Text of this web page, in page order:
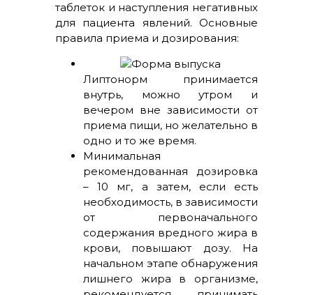
таблеток и наступления негативных
для пациента явлений. Основные
правила приема и дозирования:
Липтонорм принимается
внутрь, можно утром и
вечером вне зависимости от
приема пищи, но желательно в
одно и то же время.
Минимальная
рекомендованная дозировка
– 10 мг, а затем, если есть
необходимость, в зависимости
от первоначального
содержания вредного жира в
крови, повышают дозу. На
начальном этапе обнаружения
лишнего жира в организме,